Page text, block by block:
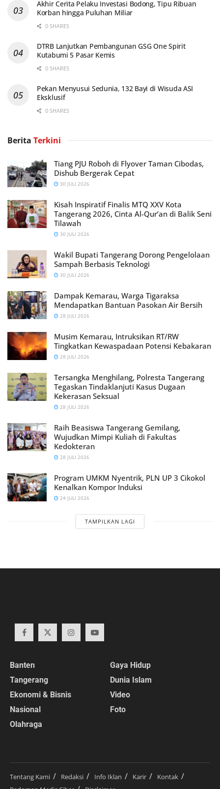
Akhir Cerita Pelaku Investasi Bodong, Tipu Ribuan
Korban hingga Puluhan Miliar
0 SHARES
DTRB Lanjutkan Pembangunan GSG One Spirit
Kutabumi 5 Pasar Kemis
0 SHARES
Pekan Menyusui Sedunia, 132 Bayi di Wisuda ASI
Eksklusif
0 SHARES
Berita Terkini
Tiang PJU Roboh di Flyover Taman Cibodas,
Dishub Bergerak Cepat
30 JULI 2026
Kisah Inspiratif Finalis MTQ XXV Kota
Tangerang 2026, Cinta Al-Qur’an di Balik Seni
Tilawah
30 JULI 2026
Wakil Bupati Tangerang Dorong Pengelolaan
Sampah Berbasis Teknologi
30 JULI 2026
Dampak Kemarau, Warga Tigaraksa
Mendapatkan Bantuan Pasokan Air Bersih
28 JULI 2026
Musim Kemarau, Intruksikan RT/RW
Tingkatkan Kewaspadaan Potensi Kebakaran
28 JULI 2026
Tersangka Menghilang, Polresta Tangerang
Tegaskan Tindaklanjuti Kasus Dugaan
Kekerasan Seksual
28 JULI 2026
Raih Beasiswa Tangerang Gemilang,
Wujudkan Mimpi Kuliah di Fakultas
Kedokteran
28 JULI 2026
Program UMKM Nyentrik, PLN UP 3 Cikokol
Kenalkan Kompor Induksi
24 JULI 2026
TAMPILKAN LAGI
Banten
Tangerang
Ekonomi & Bisnis
Nasional
Olahraga
Gaya Hidup
Dunia Islam
Video
Foto
Tentang Kami Redaksi Info Iklan Karir
Kontak